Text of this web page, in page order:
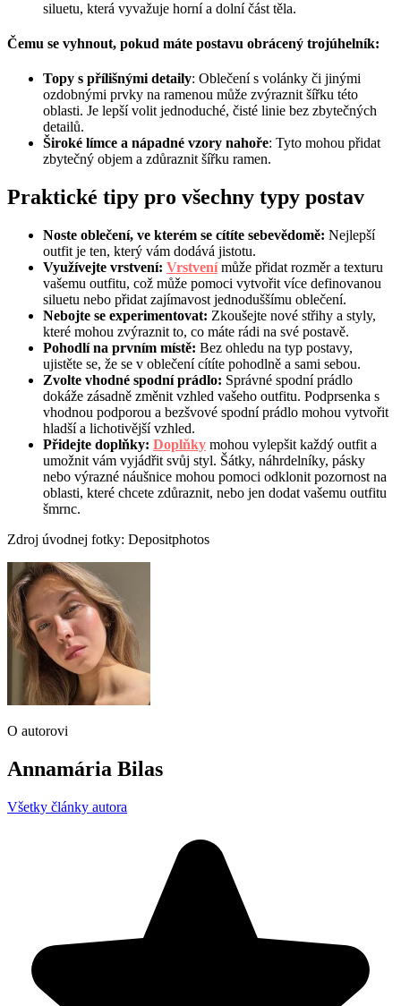
siluetu, která vyvažuje horní a dolní část těla.
Čemu se vyhnout, pokud máte postavu obrácený trojúhelník:
Topy s přílišnými detaily: Oblečení s volánky či jinými
ozdobnými prvky na ramenou může zvýraznit šířku této
oblasti. Je lepší volit jednoduché, čisté linie bez zbytečných
detailů.
Široké límce a nápadné vzory nahoře: Tyto mohou přidat
zbytečný objem a zdůraznit šířku ramen.
Praktické tipy pro všechny typy postav
Noste oblečení, ve kterém se cítíte sebevědomě: Nejlepší
outfit je ten, který vám dodává jistotu.
Využívejte vrstvení: Vrstvenímůže přidat rozměr a texturu
vašemu outfitu, což může pomoci vytvořit více definovanou
siluetu nebo přidat zajímavost jednoduššímu oblečení.
Nebojte se experimentovat: Zkoušejte nové střihy a styly,
které mohou zvýraznit to, co máte rádi na své postavě.
Pohodlí na prvním místě: Bez ohledu na typ postavy,
ujistěte se, že se v oblečení cítíte pohodlně a sami sebou.
Zvolte vhodné spodní prádlo: Správné spodní prádlo
dokáže zásadně změnit vzhled vašeho outfitu. Podprsenka s
vhodnou podporou a bezšvové spodní prádlo mohou vytvořit
hladší a lichotivější vzhled.
Přidejte doplňky: Doplňky mohou vylepšit každý outfit a
umožnit vám vyjádřit svůj styl. Šátky, náhrdelníky, pásky
nebo výrazné náušnice mohou pomoci odklonit pozornost na
oblasti, které chcete zdůraznit, nebo jen dodat vašemu outfitu
šmrnc.
Zdroj úvodnej fotky: Depositphotos
O autorovi
Annamária Bilas
Všetky články autora